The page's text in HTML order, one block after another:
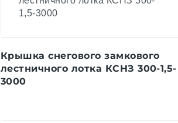
Крышка снегового замкового
лестничного лотка КСНЗ 300-1,5-
3000